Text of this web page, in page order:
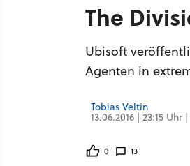
The
Ubisoft
Agenten in
Tobias Veltin
13.06.2016 | 23:15
0 13